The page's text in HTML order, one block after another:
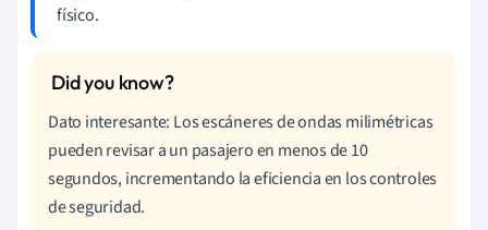
físico.
Dato interesante: Los escáneres de ondas milimétricas
pueden revisar a un pasajero en menos de 10
segundos, incrementando la eficiencia en los controles
de seguridad.